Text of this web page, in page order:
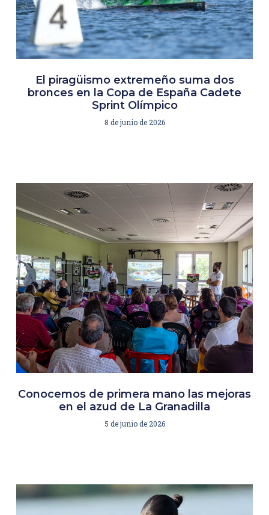
El piragüismo extremeño suma dos
bronces en la Copa de España Cadete
Sprint Olímpico
8 de junio de 2026
Conocemos de primera mano las mejoras
en el azud de La Granadilla
5 de junio de 2026